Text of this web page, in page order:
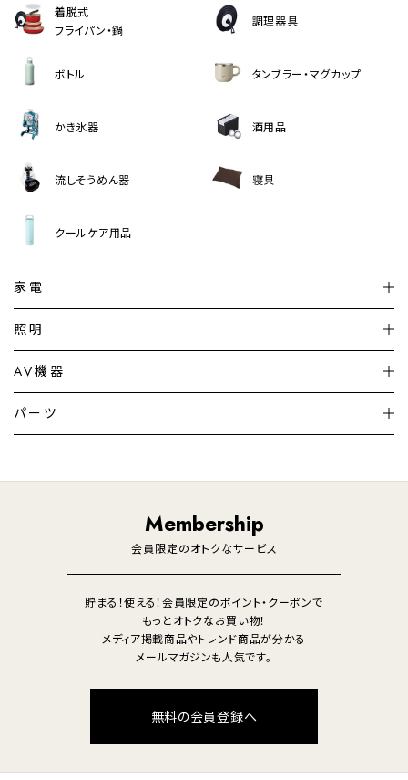
着脱式
フライパン・鍋
調理器具
ボトル タンブラー・マグカップ
かき氷器 酒用品
流しそうめん器 寝具
クールケア用品
家電
加湿器・空気清浄機
暖房機 掃除機
調理家電 生活家電
照明
シーリングライト
デスクライト
AV機器
テレビ
パーツ
Membership
会員限定のオトクなサービス
貯まる！使える！会員限定のポイント・クーポンで
もっとオトクなお買い物！
メディア掲載商品やトレンド商品が分かる
メールマガジンも人気です。
無料の会員登録へ